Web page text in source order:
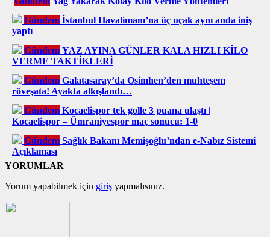
Gündem İstanbul Havalimanı’na üç uçak aynı anda iniş
yaptı
Gündem YAZ AYINA GÜNLER KALA HIZLI KİLO
VERME TAKTİKLERİ
Gündem Galatasaray’da Osimhen’den muhteşem
röveşata! Ayakta alkışlandı…
Gündem Kocaelispor tek golle 3 puana ulaştı |
Kocaelispor – Ümraniyespor maç sonucu: 1-0
Gündem Sağlık Bakanı Memişoğlu’ndan e-Nabız Sistemi
Açıklaması
YORUMLAR
Yorum yapabilmek için giriş yapmalısınız.